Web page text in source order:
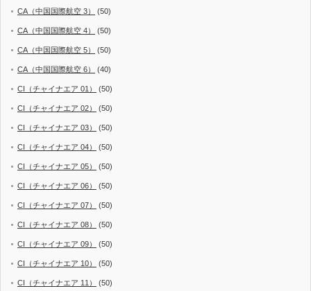
CA（中国国際航空 3） (50)
CA（中国国際航空 4） (50)
CA（中国国際航空 5） (50)
CA（中国国際航空 6） (40)
CI（チャイナエア 01） (50)
CI（チャイナエア 02） (50)
CI（チャイナエア 03） (50)
CI（チャイナエア 04） (50)
CI（チャイナエア 05） (50)
CI（チャイナエア 06） (50)
CI（チャイナエア 07） (50)
CI（チャイナエア 08） (50)
CI（チャイナエア 09） (50)
CI（チャイナエア 10） (50)
CI（チャイナエア 11） (50)